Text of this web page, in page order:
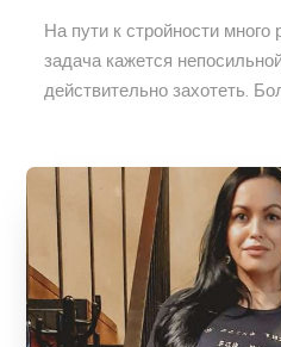
На пути к стройности много
задача кажется
действительно захотеть.